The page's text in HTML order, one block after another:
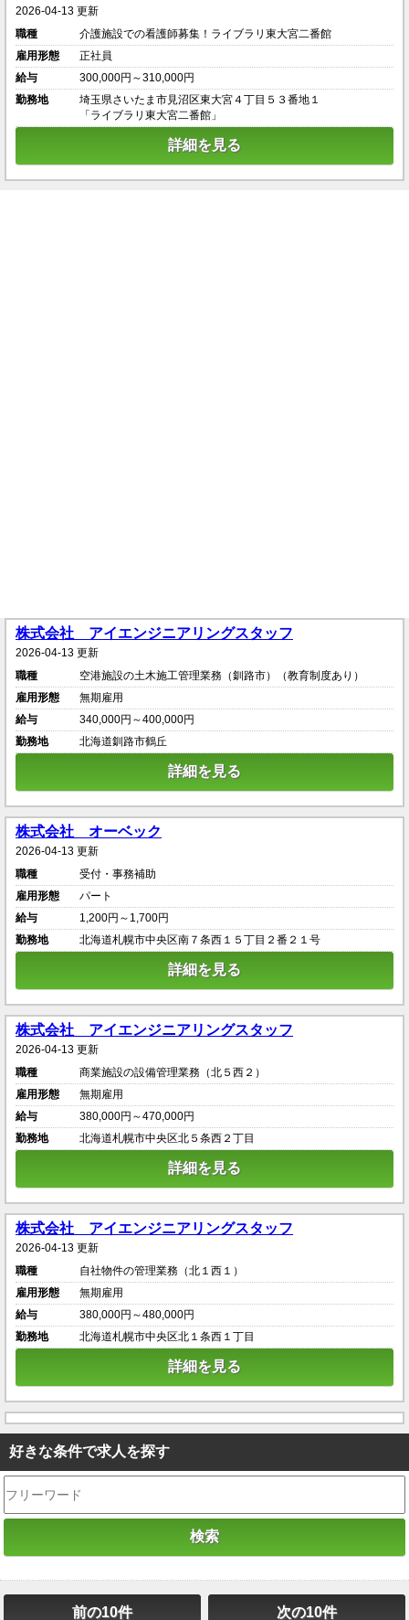
2026-04-13 更新
職種
介護施設での看護師募集！ライブラリ東大宮二番館
雇用形態
正社員
給与
300,000円～310,000円
勤務地
埼玉県さいたま市見沼区東大宮４丁目５３番地１
「ライブラリ東大宮二番館」
詳細を見る
株式会社 アイエンジニアリングスタッフ
2026-04-13 更新
職種
空港施設の土木施工管理業務（釧路市）（教育制度あり）
雇用形態
無期雇用
給与
340,000円～400,000円
勤務地
北海道釧路市鶴丘
詳細を見る
株式会社 オーベック
2026-04-13 更新
職種
受付・事務補助
雇用形態
パート
給与
1,200円～1,700円
勤務地
北海道札幌市中央区南７条西１５丁目２番２１号
詳細を見る
株式会社 アイエンジニアリングスタッフ
2026-04-13 更新
職種
商業施設の設備管理業務（北５西２）
雇用形態
無期雇用
給与
380,000円～470,000円
勤務地
北海道札幌市中央区北５条西２丁目
詳細を見る
株式会社 アイエンジニアリングスタッフ
2026-04-13 更新
職種
自社物件の管理業務（北１西１）
雇用形態
無期雇用
給与
380,000円～480,000円
勤務地
北海道札幌市中央区北１条西１丁目
詳細を見る
好きな条件で求人を探す
前の10件 次の10件